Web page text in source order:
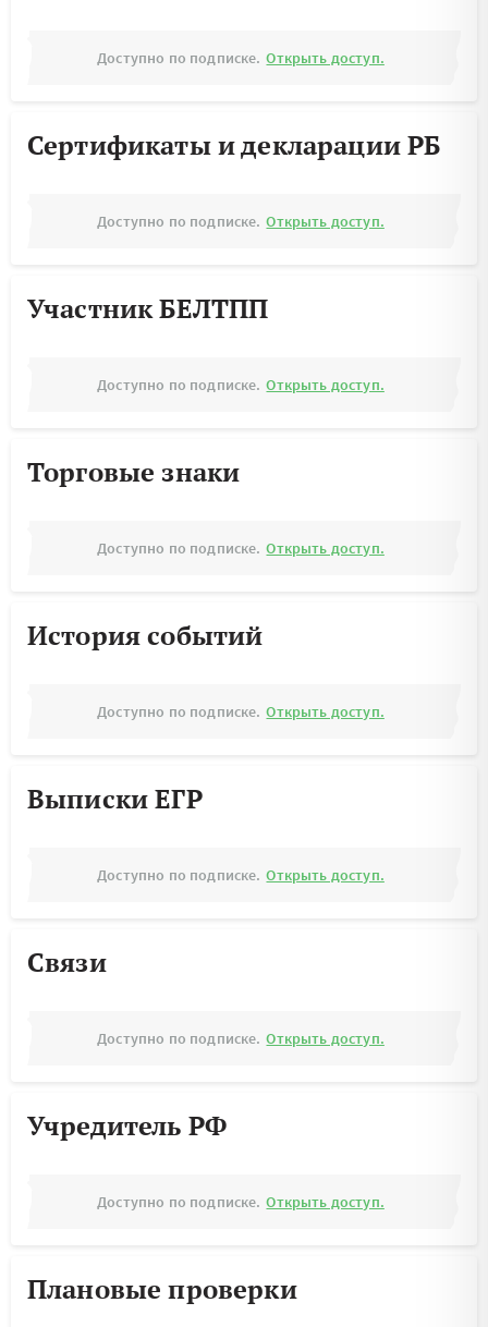
Доступно по подписке. Открыть доступ.
Сертификаты и декларации РБ
Доступно по подписке. Открыть доступ.
Участник БЕЛТПП
Доступно по подписке. Открыть доступ.
Торговые знаки
Доступно по подписке. Открыть доступ.
История событий
Доступно по подписке. Открыть доступ.
Выписки ЕГР
Доступно по подписке. Открыть доступ.
Связи
Доступно по подписке. Открыть доступ.
Учредитель РФ
Доступно по подписке. Открыть доступ.
Плановые проверки